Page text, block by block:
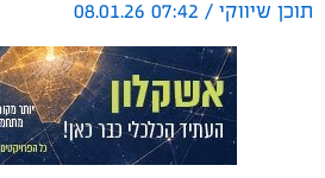
תוכן שיווקי / 07:42 08.01.26